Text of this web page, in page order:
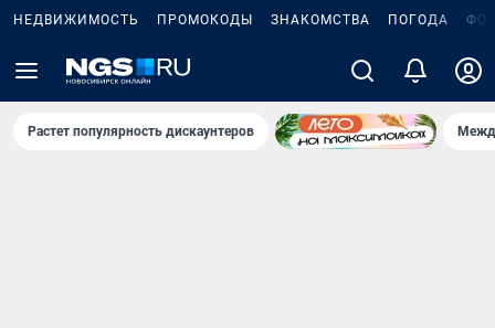
НЕДВИЖИМОСТЬ ПРОМОКОДЫ ЗНАКОМСТВА ПОГОДА
Растет популярность дискаунтеров